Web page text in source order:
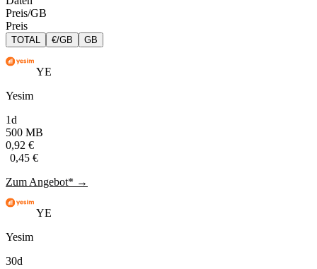
Preis/GB
Preis
TOTAL €/GB GB
YE
Yesim
1d
500 MB
0,92 €
0,45 €
Zum Angebot* →
YE
Yesim
30d